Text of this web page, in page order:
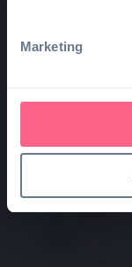
Marketing